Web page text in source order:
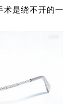
术是绕不开的一